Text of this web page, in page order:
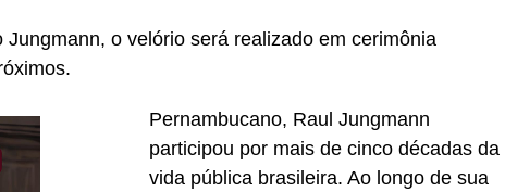
o velório será realizado em cerimônia
Pernambucano, Raul Jungmann
participou por mais de cinco décadas da
vida pública brasileira. Ao longo de sua